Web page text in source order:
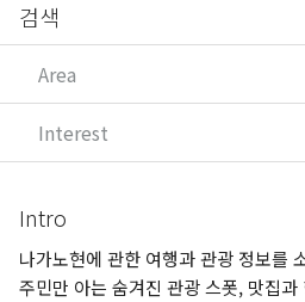
검색
Area
Interest
Intro
나가노현에 관한 여행과 관광 정보를
주민만 아는 숨겨진 관광 스폿, 맛집